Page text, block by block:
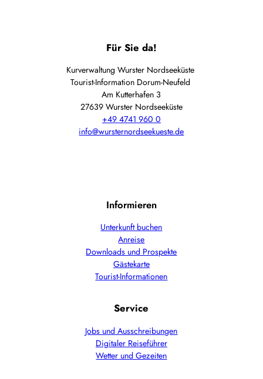
Für Sie da!
Kurverwaltung Wurster Nordseeküste
Tourist-Information Dorum-Neufeld
Am Kutterhafen 3
27639 Wurster Nordseeküste
+49 4741 960 0
info@wursternordseekueste.de
Informieren
Unterkunft buchen
Anreise
Downloads und Prospekte
Gästekarte
Tourist-Informationen
Service
Jobs und Ausschreibungen
Digitaler Reiseführer
Wetter und Gezeiten